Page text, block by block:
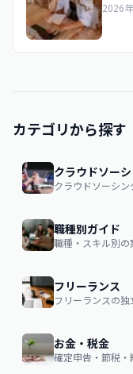
2026
カテゴリから探す
クラウドソー
クラウドソーシ
職種別ガイド
職種・スキル別
フリーランス
フリーランスの
お金・税金
確定申告・節税